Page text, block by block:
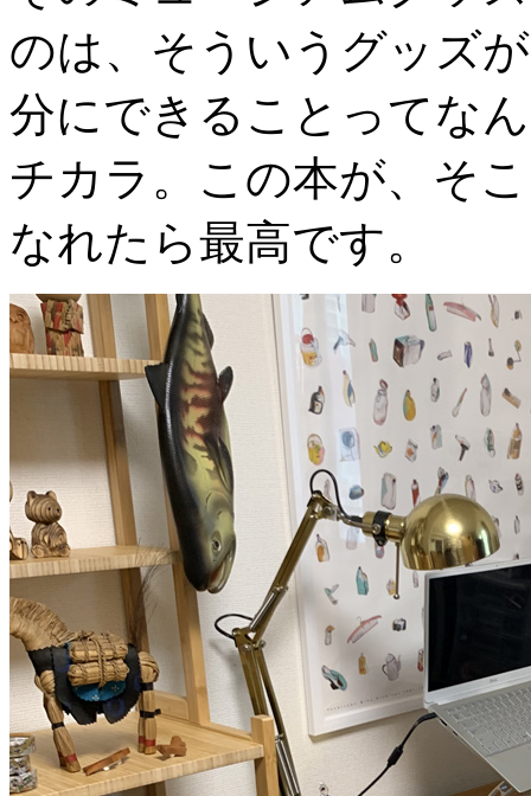
のは、そういうグッズ
分にできることってな
チカラ。この本が、そ
なれたら最高です。